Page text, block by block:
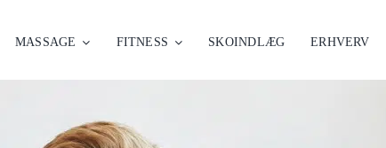
MASSAGE FITNESS SKOINDLÆG ERHVERV